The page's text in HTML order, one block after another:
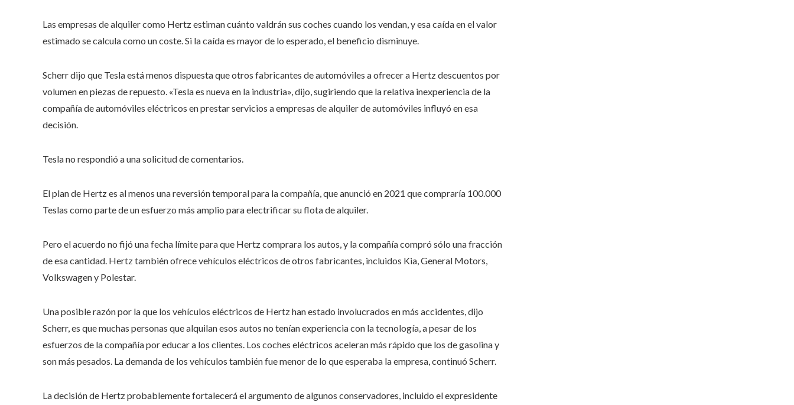
Las empresas de alquiler como Hertz estiman cuánto valdrán sus coches cuando los vendan, y esa caída en el valor
estimado se calcula como un coste. Si la caída es mayor de lo esperado, el beneficio disminuye.
Scherr dijo que Tesla está menos dispuesta que otros fabricantes de automóviles a ofrecer a Hertz descuentos por
volumen en piezas de repuesto. «Tesla es nueva en la industria», dijo, sugiriendo que la relativa inexperiencia de la
compañía de automóviles eléctricos en prestar servicios a empresas de alquiler de automóviles influyó en esa
decisión.
Tesla no respondió a una solicitud de comentarios.
El plan de Hertz es al menos una reversión temporal para la compañía, que anunció en 2021 que compraría 100.000
Teslas como parte de un esfuerzo más amplio para electrificar su flota de alquiler.
Pero el acuerdo no fijó una fecha límite para que Hertz comprara los autos, y la compañía compró sólo una fracción
de esa cantidad. Hertz también ofrece vehículos eléctricos de otros fabricantes, incluidos Kia, General Motors,
Volkswagen y Polestar.
Una posible razón por la que los vehículos eléctricos de Hertz han estado involucrados en más accidentes, dijo
Scherr, es que muchas personas que alquilan esos autos no tenían experiencia con la tecnología, a pesar de los
esfuerzos de la compañía por educar a los clientes. Los coches eléctricos aceleran más rápido que los de gasolina y
son más pesados. La demanda de los vehículos también fue menor de lo que esperaba la empresa, continuó Scherr.
La decisión de Hertz probablemente fortalecerá el argumento de algunos conservadores, incluido el expresidente